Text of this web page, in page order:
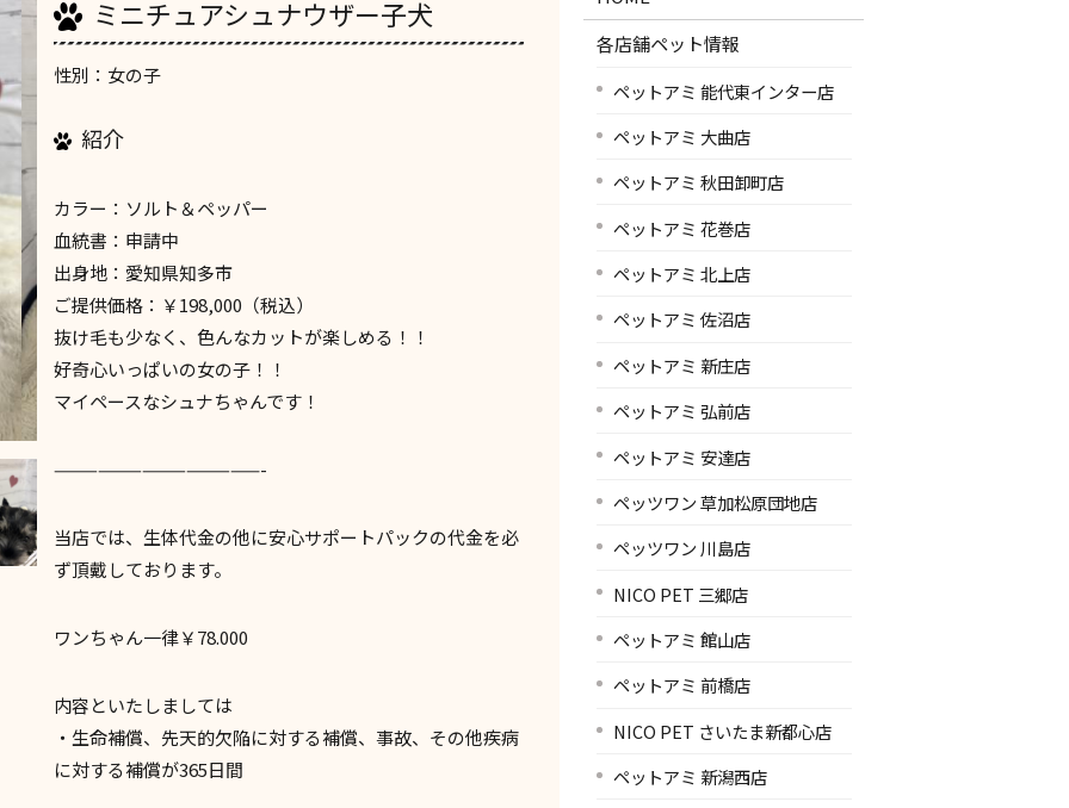
ミニチュアシュナウザー子犬
性別：女の子
紹介
カラー：ソルト＆ペッパー
血統書：申請中
出身地：愛知県知多市
ご提供価格：￥198,000（税込）
抜け毛も少なく、色んなカットが楽しめる！！
好奇心いっぱいの女の子！！
マイペースなシュナちゃんです！
——————————————-
当店では、生体代金の他に安心サポートパックの代金を必
ず頂戴しております。
ワンちゃん一律￥78.000
内容といたしましては
・生命補償、先天的欠陥に対する補償、事故、その他疾病
に対する補償が365日間
各店舗ペット情報
ペットアミ 能代東インター店
ペットアミ 大曲店
ペットアミ 秋田卸町店
ペットアミ 花巻店
ペットアミ 北上店
ペットアミ 佐沼店
ペットアミ 新庄店
ペットアミ 弘前店
ペットアミ 安達店
ペッツワン 草加松原団地店
ペッツワン 川島店
NICO PET 三郷店
ペットアミ 館山店
ペットアミ 前橋店
NICO PET さいたま新都心店
ペットアミ 新潟西店